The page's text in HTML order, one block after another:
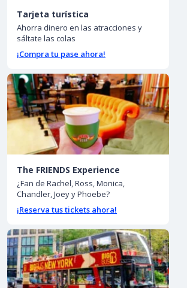
Tarjeta turística
Ahorra dinero en las atracciones y
sáltate las colas
¡Compra tu pase ahora!
The FRIENDS Experience
¿Fan de Rachel, Ross, Monica,
Chandler, Joey y Phoebe?
¡Reserva tus tickets ahora!